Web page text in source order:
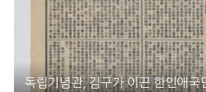
독립기념관, 김구가 이끈 한인애국